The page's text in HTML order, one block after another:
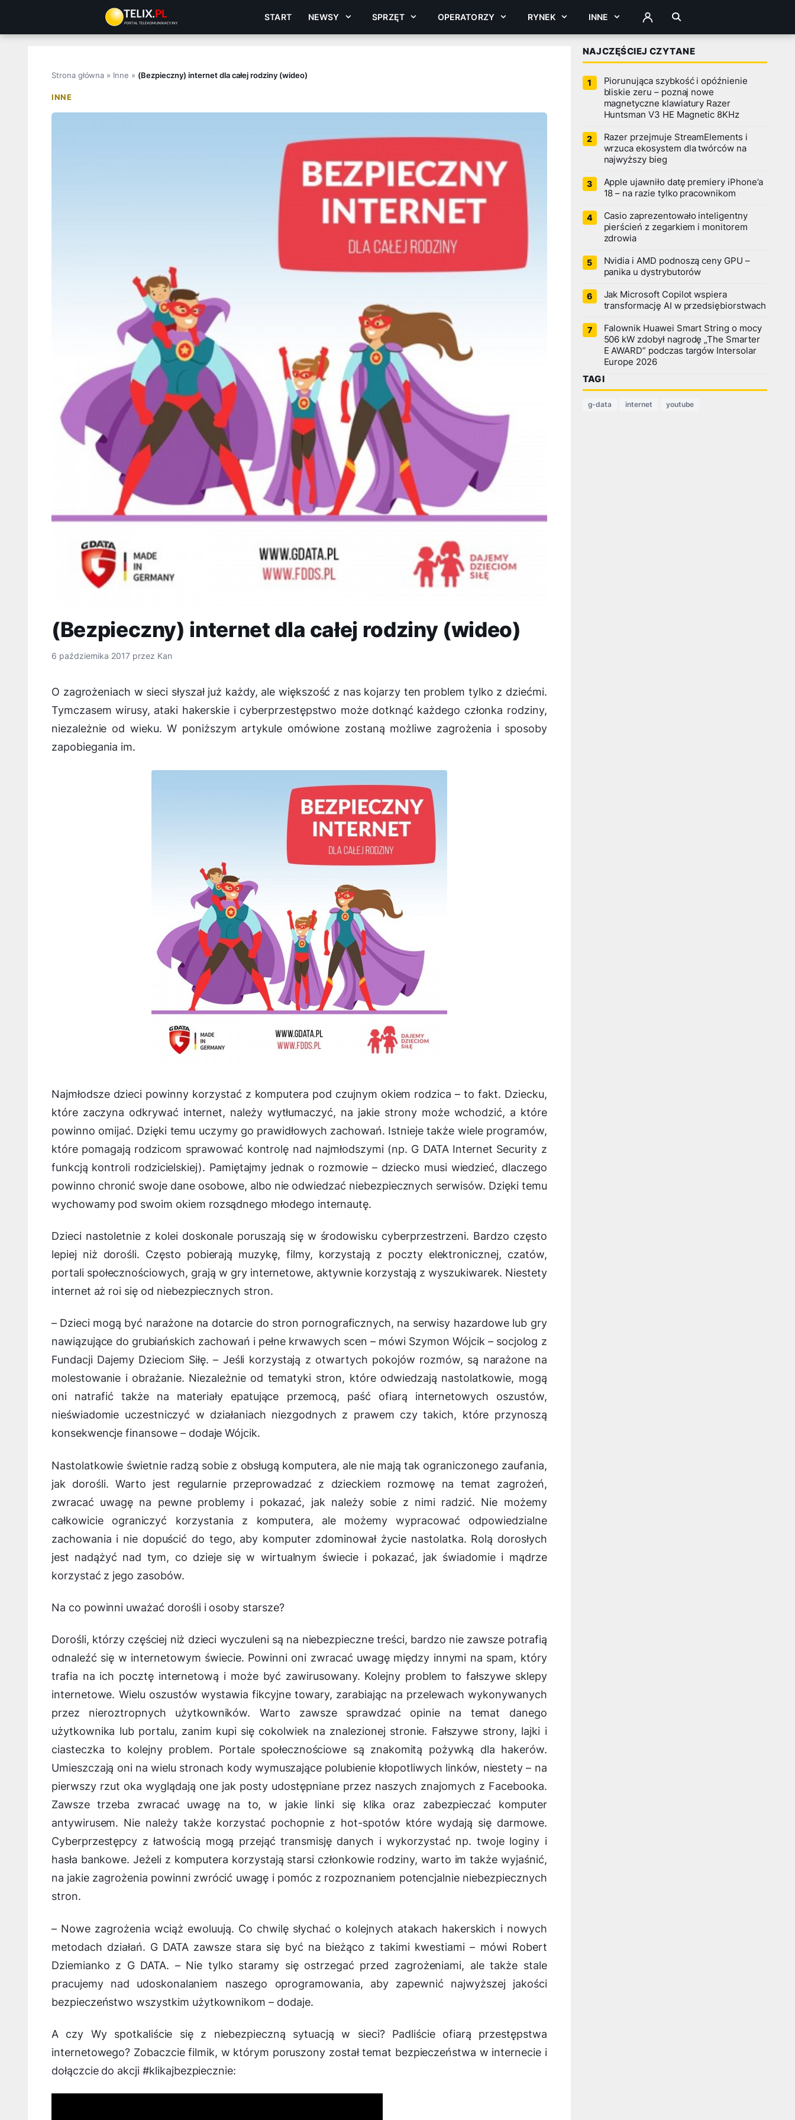
treści
START NEWSY SPRZĘT OPERATORZY RYNEK INNE ZALOGUJ
Strona główna » Inne » (Bezpieczny) internet dla całej rodziny (wideo)
INNE
(Bezpieczny) internet dla całej rodziny (wideo)
6 października 2017 przez Kan
O zagrożeniach w sieci słyszał już każdy, ale większość z nas kojarzy ten problem tylko z dziećmi.
Tymczasem wirusy, ataki hakerskie i cyberprzestępstwo może dotknąć każdego członka rodziny,
niezależnie od wieku. W poniższym artykule omówione zostaną możliwe zagrożenia i sposoby
zapobiegania im.
Najmłodsze dzieci powinny korzystać z komputera pod czujnym okiem rodzica – to fakt. Dziecku,
które zaczyna odkrywać internet, należy wytłumaczyć, na jakie strony może wchodzić, a które
powinno omijać. Dzięki temu uczymy go prawidłowych zachowań. Istnieje także wiele programów,
które pomagają rodzicom sprawować kontrolę nad najmłodszymi (np. G DATA Internet Security z
funkcją kontroli rodzicielskiej). Pamiętajmy jednak o rozmowie – dziecko musi wiedzieć, dlaczego
powinno chronić swoje dane osobowe, albo nie odwiedzać niebezpiecznych serwisów. Dzięki temu
wychowamy pod swoim okiem rozsądnego młodego internautę.
Dzieci nastoletnie z kolei doskonale poruszają się w środowisku cyberprzestrzeni. Bardzo często
lepiej niż dorośli. Często pobierają muzykę, filmy, korzystają z poczty elektronicznej, czatów,
portali społecznościowych, grają w gry internetowe, aktywnie korzystają z wyszukiwarek. Niestety
internet aż roi się od niebezpiecznych stron.
–Dzieci mogą być narażone na dotarcie do stron pornograficznych, na serwisy hazardowe lub gry
nawiązujące do grubiańskich zachowań i pełne krwawych scen – mówi Szymon Wójcik – socjolog z
Fundacji Dajemy Dzieciom Siłę. – Jeśli korzystają z otwartych pokojów rozmów, są narażone na
molestowanie i obrażanie. Niezależnie od tematyki stron, które odwiedzają nastolatkowie, mogą
oni natrafić także na materiały epatujące przemocą, paść ofiarą internetowych oszustów,
nieświadomie uczestniczyć w działaniach niezgodnych z prawem czy takich, które przynoszą
konsekwencje finansowe– dodaje Wójcik.
Nastolatkowie świetnie radzą sobie z obsługą komputera, ale nie mają tak ograniczonego zaufania,
jak dorośli. Warto jest regularnie przeprowadzać z dzieckiem rozmowę na temat zagrożeń,
zwracać uwagę na pewne problemy i pokazać, jak należy sobie z nimi radzić. Nie możemy
całkowicie ograniczyć korzystania z komputera, ale możemy wypracować odpowiedzialne
zachowania i nie dopuścić do tego, aby komputer zdominował życie nastolatka. Rolą dorosłych
jest nadążyć nad tym, co dzieje się w wirtualnym świecie i pokazać, jak świadomie i mądrze
korzystać z jego zasobów.
Na co powinni uważać dorośli i osoby starsze?
Dorośli, którzy częściej niż dzieci wyczuleni są na niebezpieczne treści, bardzo nie zawsze potrafią
odnaleźć się w internetowym świecie. Powinni oni zwracać uwagę między innymi na spam, który
trafia na ich pocztę internetową i może być zawirusowany. Kolejny problem to fałszywe sklepy
internetowe. Wielu oszustów wystawia fikcyjne towary, zarabiając na przelewach wykonywanych
przez nieroztropnych użytkowników. Warto zawsze sprawdzać opinie na temat danego
użytkownika lub portalu, zanim kupi się cokolwiek na znalezionej stronie. Fałszywe strony, lajki i
ciasteczka to kolejny problem. Portale społecznościowe są znakomitą pożywką dla hakerów.
Umieszczają oni na wielu stronach kody wymuszające polubienie kłopotliwych linków, niestety – na
pierwszy rzut oka wyglądają one jak posty udostępniane przez naszych znajomych z Facebooka.
Zawsze trzeba zwracać uwagę na to, w jakie linki się klika oraz zabezpieczać komputer
antywirusem. Nie należy także korzystać pochopnie z hot-spotów które wydają się darmowe.
Cyberprzestępcy z łatwością mogą przejąć transmisję danych i wykorzystać np. twoje loginy i
hasła bankowe. Jeżeli z komputera korzystają starsi członkowie rodziny, warto im także wyjaśnić,
na jakie zagrożenia powinni zwrócić uwagę i pomóc z rozpoznaniem potencjalnie niebezpiecznych
stron.
– Nowe zagrożenia wciąż ewoluują. Co chwilę słychać o kolejnych atakach hakerskich i nowych
metodach działań. G DATA zawsze stara się być na bieżąco z takimi kwestiami – mówi Robert
Dziemianko z G DATA. –Nie tylko staramy się ostrzegać przed zagrożeniami, ale także stale
pracujemy nad udoskonalaniem naszego oprogramowania, aby zapewnić najwyższej jakości
bezpieczeństwo wszystkim użytkownikom– dodaje.
A czy Wy spotkaliście się z niebezpieczną sytuacją w sieci? Padliście ofiarą przestępstwa
internetowego? Zobaczcie filmik, w którym poruszony został temat bezpieczeństwa w internecie i
dołączcie do akcji #klikajbezpiecznie:
NAJCZĘŚCIEJ CZYTANE
Piorunująca szybkość i opóźnienie
bliskie zeru – poznaj nowe
magnetyczne klawiatury Razer
Huntsman V3 HE Magnetic 8KHz
Razer przejmuje StreamElements i
wrzuca ekosystem dla twórców na
najwyższy bieg
Apple ujawniło datę premiery iPhone’a
18 – na razie tylko pracownikom
Casio zaprezentowało inteligentny
pierścień z zegarkiem i monitorem
zdrowia
Nvidia i AMD podnoszą ceny GPU –
panika u dystrybutorów
Jak Microsoft Copilot wspiera
transformację AI w przedsiębiorstwach
Falownik Huawei Smart String o mocy
506 kW zdobył nagrodę „The Smarter
E AWARD” podczas targów Intersolar
Europe 2026
TAGI
g-data internet youtube